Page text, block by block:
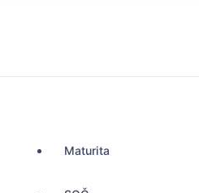
Maturita